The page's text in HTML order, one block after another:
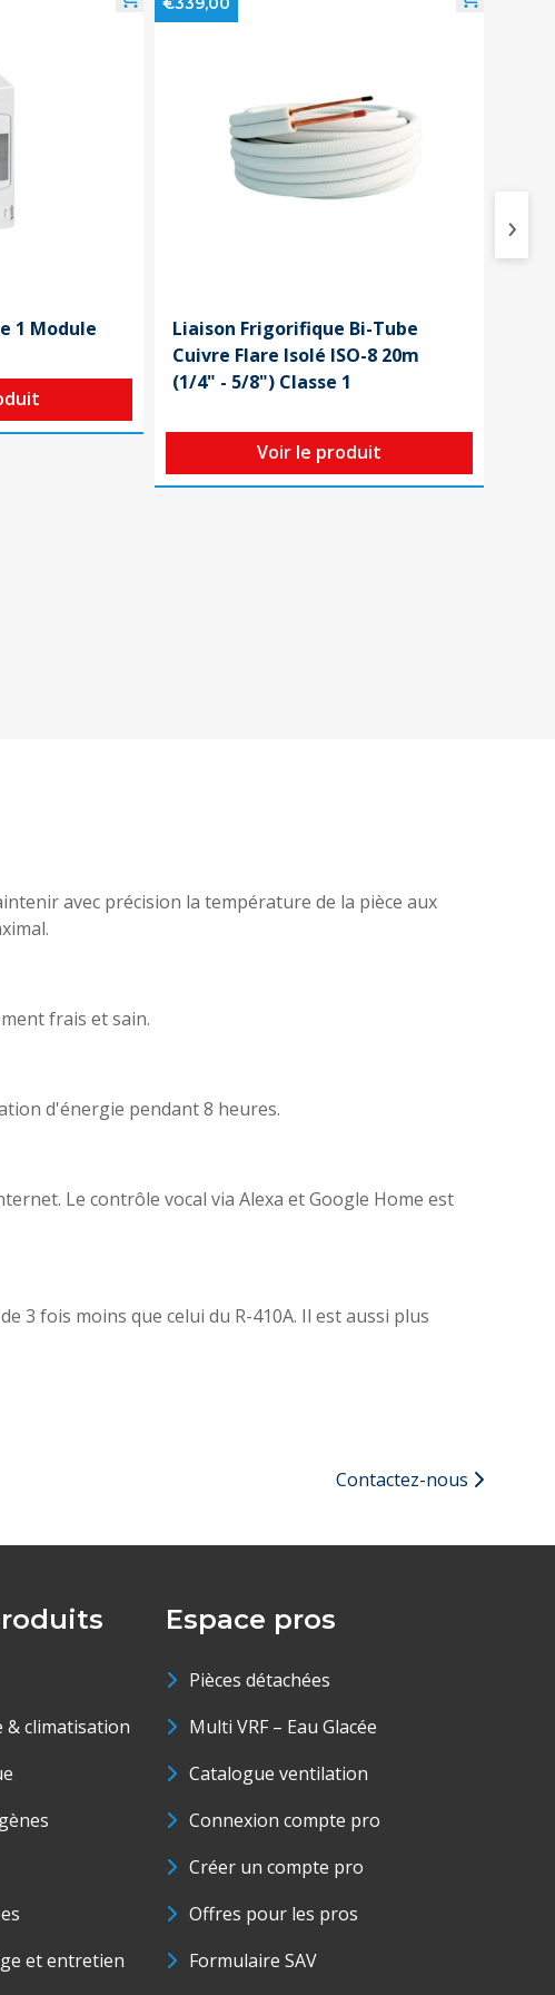
1 Module
Liaison Frigorifique Bi-Tube
Cuivre Flare Isolé ISO-8 20m
(1/4" - 5/8") Classe 1
Voir le produit
›
avec précision la température de la pièce aux
frais et sain.
d'énergie pendant 8 heures.
Le contrôle vocal via Alexa et Google Home est
3 fois moins que celui du R-410A. Il est aussi plus
Contactez-nous
climatisation
et entretien
Espace pros
Pièces détachées
Multi VRF – Eau Glacée
Catalogue ventilation
Connexion compte pro
Créer un compte pro
Offres pour les pros
Formulaire SAV